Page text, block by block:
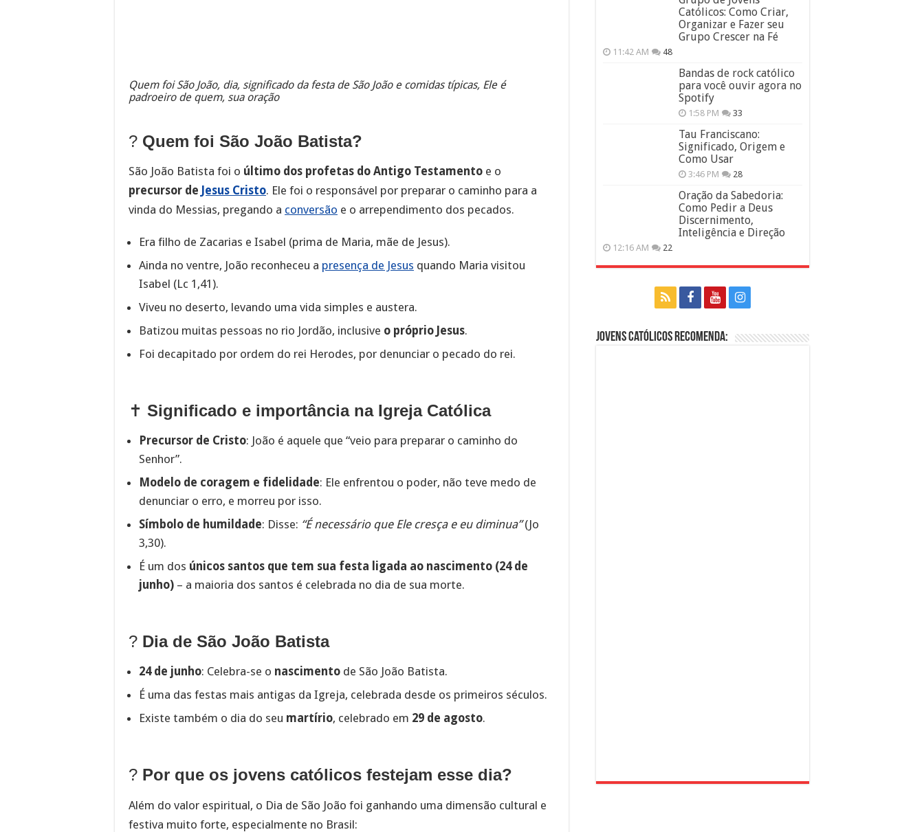
Quem foi São João, dia, significado da festa de São João e comidas típicas, Ele é
padroeiro de quem, sua oração
?️ Quem foi São João Batista?
São João Batista foi o último dos profetas do Antigo Testamento e o
precursor de Jesus Cristo. Ele foi o responsável por preparar o caminho para a
vinda do Messias, pregando a conversão e o arrependimento dos pecados.
Era filho de Zacarias e Isabel (prima de Maria, mãe de Jesus).
Ainda no ventre, João reconheceu a presença de Jesus quando Maria visitou
Isabel (Lc 1,41).
Viveu no deserto, levando uma vida simples e austera.
Batizou muitas pessoas no rio Jordão, inclusive o próprio Jesus.
Foi decapitado por ordem do rei Herodes, por denunciar o pecado do rei.
✝️ Significado e importância na Igreja Católica
Precursor de Cristo: João é aquele que “veio para preparar o caminho do
Senhor”.
Modelo de coragem e fidelidade: Ele enfrentou o poder, não teve medo de
denunciar o erro, e morreu por isso.
Símbolo de humildade: Disse: “É necessário que Ele cresça e eu diminua”(Jo
3,30).
É um dos únicos santos que tem sua festa ligada ao nascimento (24 de
junho) – a maioria dos santos é celebrada no dia de sua morte.
? Dia de São João Batista
24 de junho: Celebra-se o nascimento de São João Batista.
É uma das festas mais antigas da Igreja, celebrada desde os primeiros séculos.
Existe também o dia do seu martírio, celebrado em 29 de agosto.
? Por que os jovens católicos festejam esse dia?
Além do valor espiritual, o Dia de São João foi ganhando uma dimensão cultural e
festiva muito forte, especialmente no Brasil:
Católicos: Como Criar,
Organizar e Fazer seu
Grupo Crescer na Fé
11:42 AM 48
Bandas de rock católico
para você ouvir agora no
Spotify
1:58 PM 33
Tau Franciscano:
Significado, Origem e
Como Usar
3:46 PM 28
Oração da Sabedoria:
Como Pedir a Deus
Discernimento,
Inteligência e Direção
12:16 AM 22
Jovens Católicos Recomenda: